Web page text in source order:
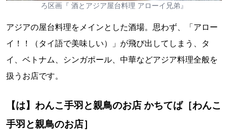
ろ区画『 酒とアジア屋台料理 アローイ兄弟』
アジアの屋台料理をメインとした酒場。思わず、「アロー
イ！！（タイ語で美味しい）」が飛び出してしまう、タ
イ、ベトナム、シンガポール、中華などアジア料理全般を
扱うお店です。
【は】わんこ手羽と親鳥のお店 かちてば［わんこ
手羽と親鳥のお店］